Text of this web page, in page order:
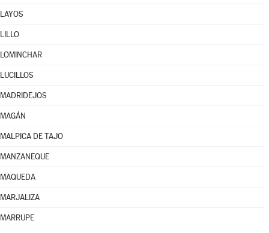
LAYOS
LILLO
LOMINCHAR
LUCILLOS
MADRIDEJOS
MAGÁN
MALPICA DE TAJO
MANZANEQUE
MAQUEDA
MARJALIZA
MARRUPE